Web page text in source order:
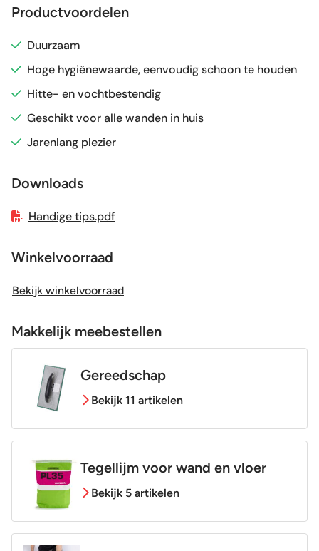
Glans / Mat Glans
Gerectificeerd Nee
Vorstbestendig
Productvoordelen
Duurzaam
Hoge hygiënewaarde, eenvoudig schoon te houden
Hitte- en vochtbestendig
Geschikt voor alle wanden in huis
Jarenlang plezier
Downloads
Handige tips.pdf
Winkelvoorraad
Bekijk winkelvoorraad
Makkelijk meebestellen
Gereedschap
Bekijk 11 artikelen
Tegellijm voor wand en vloer
Bekijk 5 artikelen